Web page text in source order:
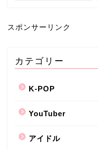
スポンサーリンク
カテゴリー
K-POP
YouTuber
アイドル